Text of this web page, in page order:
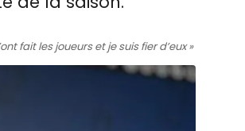
fait les joueurs et je suis fier d’eux »